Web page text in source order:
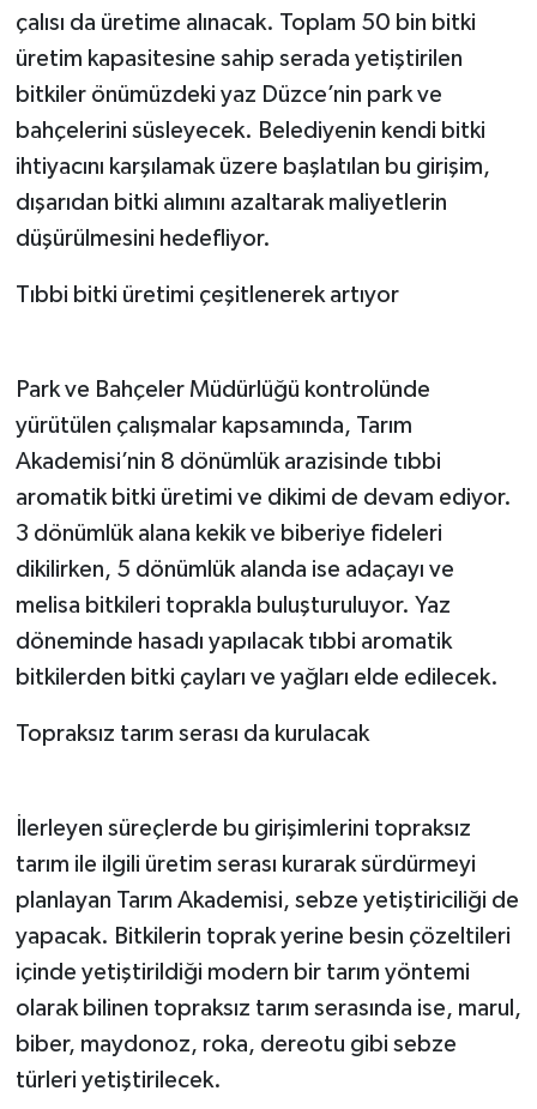
çalısı da üretime alınacak. Toplam 50 bin bitki
üretim kapasitesine sahip serada yetiştirilen
bitkiler önümüzdeki yaz Düzce’nin park ve
bahçelerini süsleyecek. Belediyenin kendi bitki
ihtiyacını karşılamak üzere başlatılan bu girişim,
dışarıdan bitki alımını azaltarak maliyetlerin
düşürülmesini hedefliyor.
Tıbbi bitki üretimi çeşitlenerek artıyor
Park ve Bahçeler Müdürlüğü kontrolünde
yürütülen çalışmalar kapsamında, Tarım
Akademisi’nin 8 dönümlük arazisinde tıbbi
aromatik bitki üretimi ve dikimi de devam ediyor.
3 dönümlük alana kekik ve biberiye fideleri
dikilirken, 5 dönümlük alanda ise adaçayı ve
melisa bitkileri toprakla buluşturuluyor. Yaz
döneminde hasadı yapılacak tıbbi aromatik
bitkilerden bitki çayları ve yağları elde edilecek.
Topraksız tarım serası da kurulacak
İlerleyen süreçlerde bu girişimlerini topraksız
tarım ile ilgili üretim serası kurarak sürdürmeyi
planlayan Tarım Akademisi, sebze yetiştiriciliği de
yapacak. Bitkilerin toprak yerine besin çözeltileri
içinde yetiştirildiği modern bir tarım yöntemi
olarak bilinen topraksız tarım serasında ise, marul,
biber, maydonoz, roka, dereotu gibi sebze
türleri yetiştirilecek.